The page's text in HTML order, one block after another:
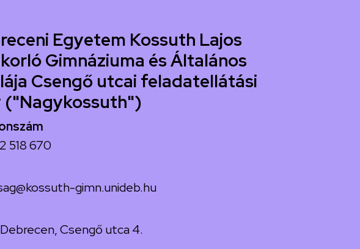
Egyetem Kossuth Lajos
Gimnáziuma és Általános
Csengő utcai feladatellátási
("Nagykossuth")
518 670
gimn.unideb.hu
Csengő utca 4.